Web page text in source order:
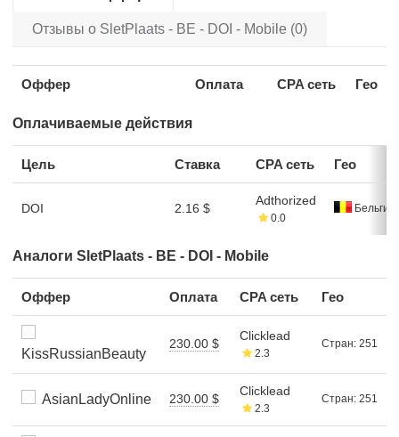
Отзывы о SletPlaats - BE - DOI - Mobile (0)
Оффер Оплата CPA сеть Гео
Оплачиваемые действия
Цель Ставка CPA сеть Гео
DOI 2.16 $
Adthorized
0.0
Бельгия
Аналоги SletPlaats - BE - DOI - Mobile
Оффер Оплата CPA сеть Гео
KissRussianBeauty
230.00 $
Clicklead
2.3
Стран: 251
AsianLadyOnline 230.00 $
Clicklead
2.3
Стран: 251